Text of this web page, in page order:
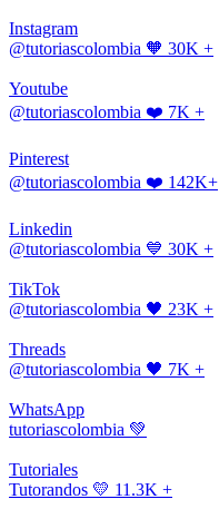
Instagram
@tutoriascolombia 🧡 30K +
Youtube
@tutoriascolombia ❤️ 7K +
Pinterest
@tutoriascolombia ❤️ 142K+
Linkedin
@tutoriascolombia 💙 30K +
TikTok
@tutoriascolombia 🖤 23K +
Threads
@tutoriascolombia 🖤 7K +
WhatsApp
tutoriascolombia 💚
Tutoriales
Tutorandos 💛 11.3K +